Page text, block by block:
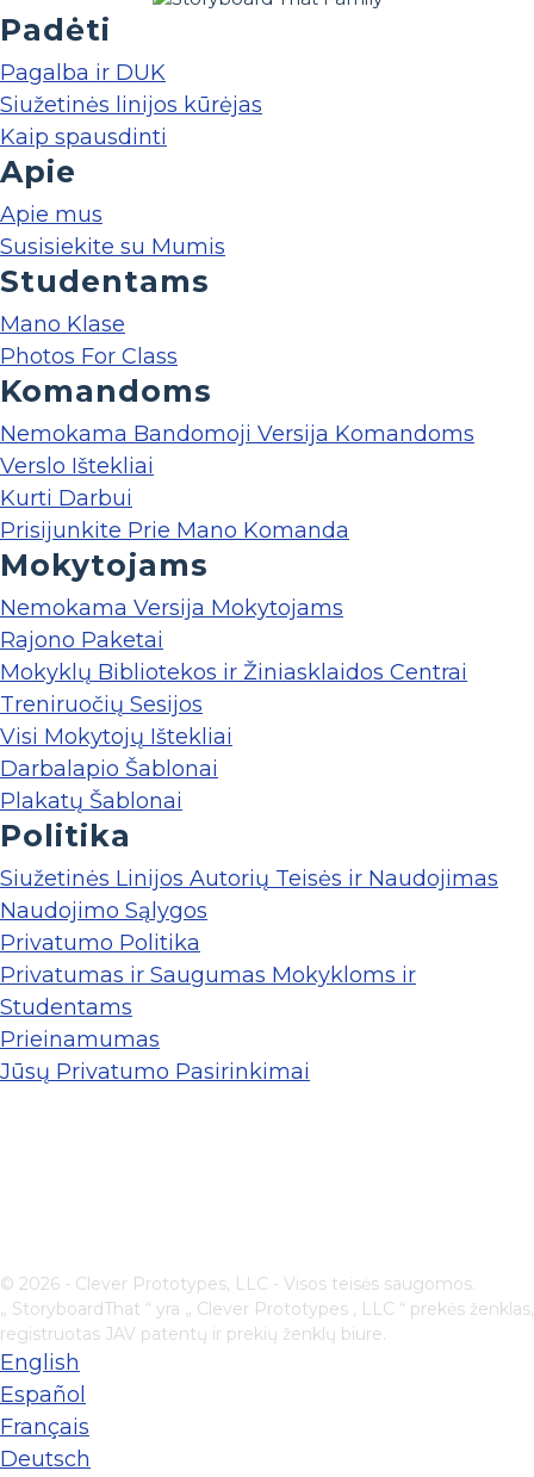
Padėti
Pagalba ir DUK
Siužetinės linijos kūrėjas
Kaip spausdinti
Apie
Apie mus
Susisiekite su Mumis
Studentams
Mano Klase
Photos For Class
Komandoms
Nemokama Bandomoji Versija Komandoms
Verslo Ištekliai
Kurti Darbui
Prisijunkite Prie Mano Komanda
Mokytojams
Nemokama Versija Mokytojams
Rajono Paketai
Mokyklų Bibliotekos ir Žiniasklaidos Centrai
Treniruočių Sesijos
Visi Mokytojų Ištekliai
Darbalapio Šablonai
Plakatų Šablonai
Politika
Siužetinės Linijos Autorių Teisės ir Naudojimas
Naudojimo Sąlygos
Privatumo Politika
Privatumas ir Saugumas Mokykloms ir
Studentams
Prieinamumas
Jūsų Privatumo Pasirinkimai
© 2026 - Clever Prototypes, LLC - Visos teisės saugomos.
„ StoryboardThat “ yra „ Clever Prototypes , LLC “ prekės ženklas,
registruotas JAV patentų ir prekių ženklų biure.
English
Español
Français
Deutsch